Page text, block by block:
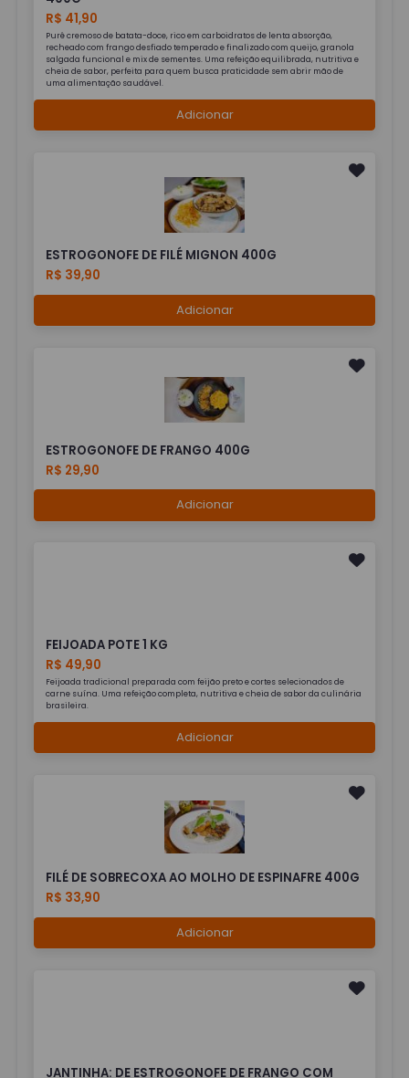
R$ 41,90
Purê cremoso de batata-doce, rico em carboidratos de lenta absorção,
recheado com frango desfiado temperado e finalizado com queijo, granola
salgada funcional e mix de sementes. Uma refeição equilibrada, nutritiva e
cheia de sabor, perfeita para quem busca praticidade sem abrir mão de
uma alimentação saudável.
Adicionar
ESTROGONOFE DE FILÉ MIGNON 400G
R$ 39,90
Adicionar
ESTROGONOFE DE FRANGO 400G
R$ 29,90
Adicionar
FEIJOADA POTE 1 KG
R$ 49,90
Feijoada tradicional preparada com feijão preto e cortes selecionados de
carne suína. Uma refeição completa, nutritiva e cheia de sabor da culinária
brasileira.
Adicionar
FILÉ DE SOBRECOXA AO MOLHO DE ESPINAFRE 400G
R$ 33,90
Adicionar
JANTINHA: DE ESTROGONOFE DE FRANGO COM